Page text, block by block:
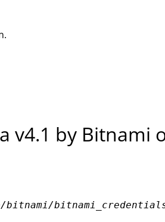
v4.1 by Bitnami
bitnami/